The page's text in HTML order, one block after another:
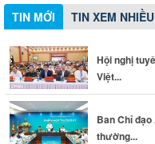
TIN MỚI TIN XEM NHIỀU
Hội nghị
Việt...
Ban Chỉ
thường...